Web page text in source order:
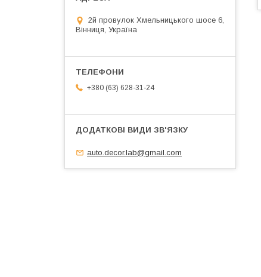
2й провулок Хмельницького шосе 6,
Вінниця, Україна
+380 (63) 628-31-24
auto.decor.lab@gmail.com